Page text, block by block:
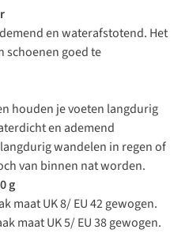
en waterafstotend. Het
schoenen goed te
houden je voeten langdurig
en ademend
wandelen in regen of
van binnen nat worden.
g
maat UK 8/ EU 42 gewogen.
maat UK 5/ EU 38 gewogen.